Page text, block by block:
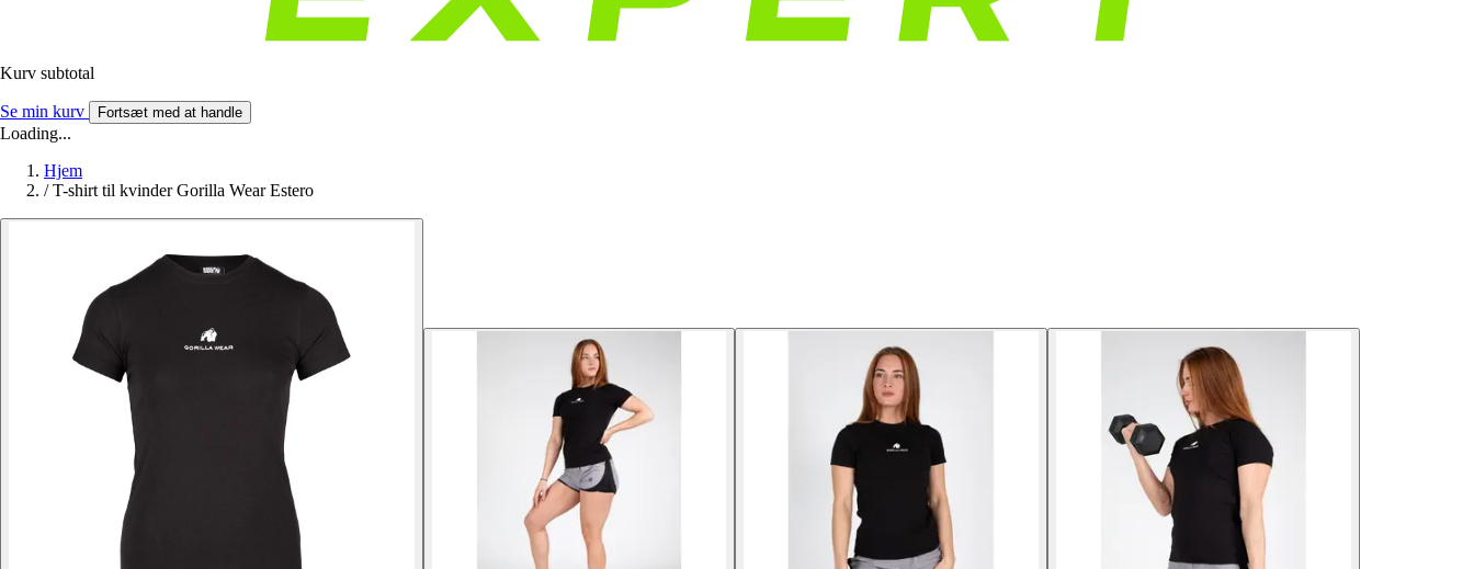
Kurv subtotal
Se min kurv Fortsæt med at handle
Loading...
Hjem
/ T-shirt til kvinder Gorilla Wear Estero